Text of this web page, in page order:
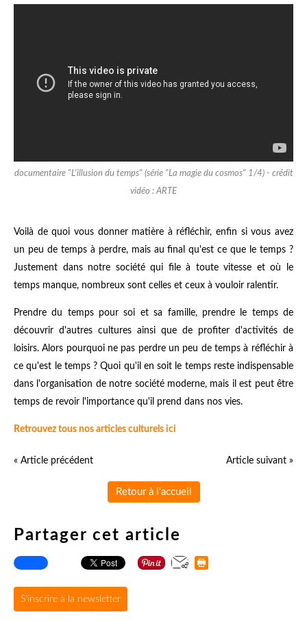
documentaire "L'illusion du temps" (série "La magie du cosmos" 1/4) - crédit
vidéo : ARTE
Voilà de quoi vous donner matière à réfléchir, enfin si vous avez
un peu de temps à perdre, mais au final qu'est ce que le temps ?
Justement dans notre société qui file à toute vitesse et où le
temps manque, nombreux sont celles et ceux à vouloir ralentir.
Prendre du temps pour soi et sa famille, prendre le temps de
découvrir d'autres cultures ainsi que de profiter d'activités de
loisirs. Alors pourquoi ne pas perdre un peu de temps à réfléchir à
ce qu'est le temps ? Quoi qu'il en soit le temps reste indispensable
dans l'organisation de notre société moderne, mais il est peut être
temps de revoir l'importance qu'il prend dans nos vies.
Retrouvez tous nos articles culturels ici
« Article précédent Article suivant »
Retour à l'accueil
Partager cet article
S'inscrire à la newsletter